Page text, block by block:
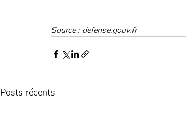
Source : defense.gouv.fr
Posts récents